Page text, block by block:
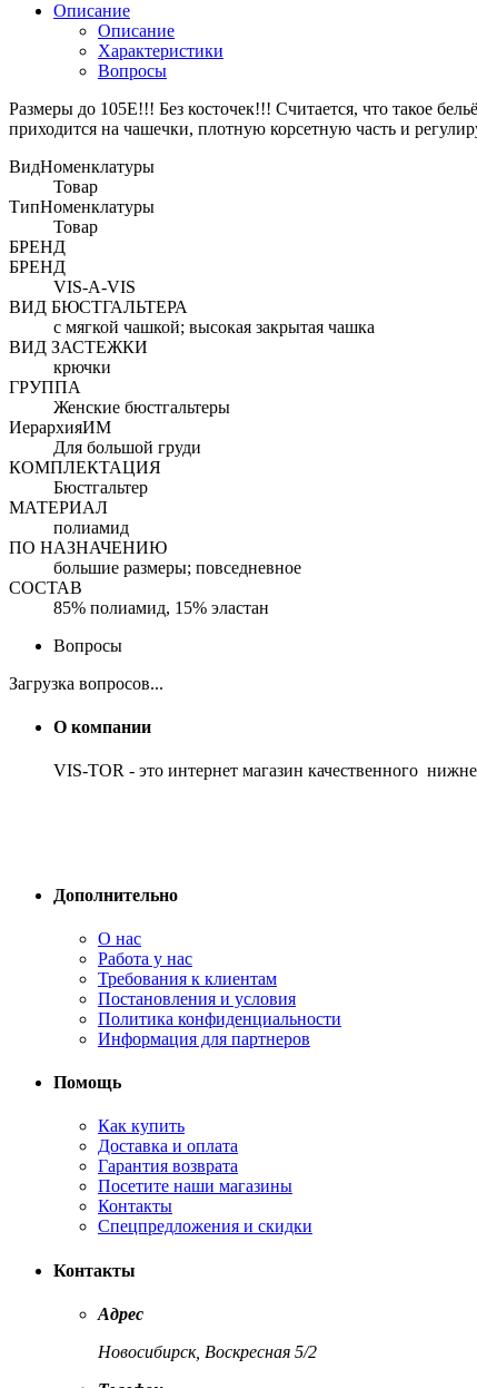
Описание
Описание
Характеристики
Вопросы
Размеры до 105E!!! Без косточек!!! Считается, что такое
приходится на чашечки, плотную корсетную часть и
ВидНоменклатуры
Товар
ТипНоменклатуры
Товар
БРЕНД
БРЕНД
VIS-A-VIS
ВИД БЮСТГАЛЬТЕРА
с мягкой чашкой; высокая закрытая чашка
ВИД ЗАСТЕЖКИ
крючки
ГРУППА
Женские бюстгальтеры
ИерархияИМ
Для большой груди
КОМПЛЕКТАЦИЯ
Бюстгальтер
МАТЕРИАЛ
полиамид
ПО НАЗНАЧЕНИЮ
большие размеры; повседневное
СОСТАВ
85% полиамид, 15% эластан
Вопросы
Загрузка вопросов...
О компании
VIS-TOR - это интернет магазин качественного
Дополнительно
О нас
Работа у нас
Требования к клиентам
Постановления и условия
Политика конфиденциальности
Информация для партнеров
Помощь
Как купить
Доставка и оплата
Гарантия возврата
Посетите наши магазины
Контакты
Спецпредложения и скидки
Контакты
Адрес
Новосибирск, Воскресная 5/2